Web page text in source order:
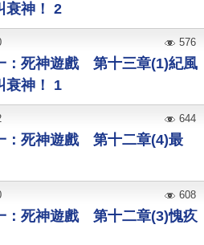
衰神！ 2
：死神遊戲 第十三章(1)紀風
衰神！ 1
576
：死神遊戲 第十二章(4)最
644
：死神遊戲 第十二章(3)愧疚
608